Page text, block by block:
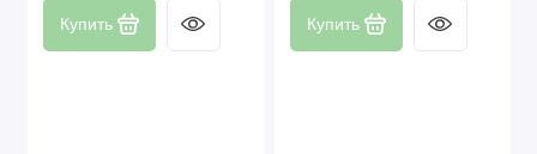
Купить Купить